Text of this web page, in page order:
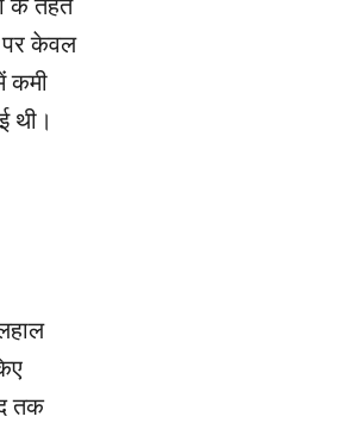
के तहत
पर केवल
कमी
थी।
तक